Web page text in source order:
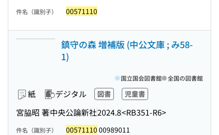
件名（識別子） 00571110
鎮守の森 増補版 (中公文庫 ; み58-
1)
紙 デジタル 図書 児童書
宮脇昭 著中央公論新社2024.8<RB351-R6>
国立国会図書館 全国の図書館
件名（識別子） 00571110 00989011